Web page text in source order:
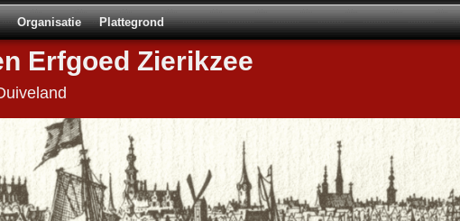
Organisatie Plattegrond
Erfgoed Zierikzee